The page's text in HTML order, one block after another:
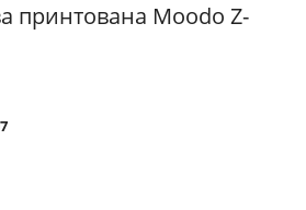
принтована Moodo Z-